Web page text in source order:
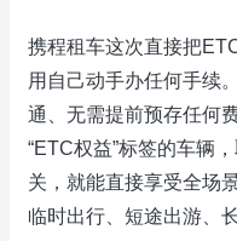
携程租车这次直接把
用自己动手办任何手续
通、无需提前预存任何
“ETC权益”标签的车辆
关，就能直接享受全场
临时出行、短途出游、